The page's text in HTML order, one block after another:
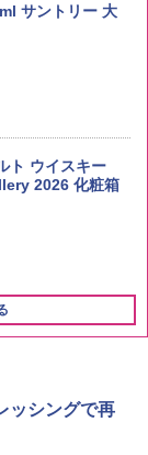
ろう印 無洗米 5
ブレンド
サントリー 大
ト ウイスキー
2026 化粧箱
85g×12個 日清
麺
ンジ 25L 一人
トテーブル ス
19種搭載 角皿
ッシングで再